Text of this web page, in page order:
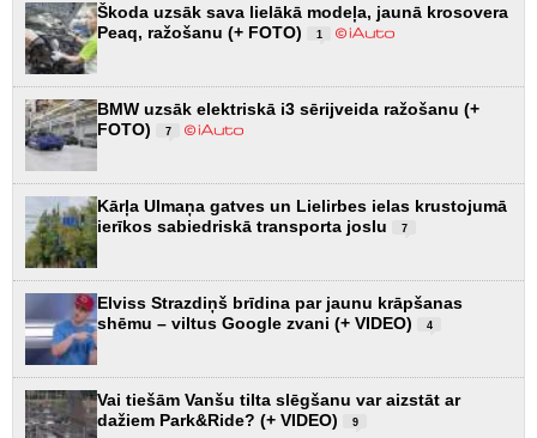
Škoda uzsāk sava lielākā modeļa, jaunā krosovera
Peaq, ražošanu (+ FOTO)
1
BMW uzsāk elektriskā i3 sērijveida ražošanu (+
FOTO)
7
Kārļa Ulmaņa gatves un Lielirbes ielas krustojumā
ierīkos sabiedriskā transporta joslu
7
Elviss Strazdiņš brīdina par jaunu krāpšanas
shēmu – viltus Google zvani (+ VIDEO)
4
Vai tiešām Vanšu tilta slēgšanu var aizstāt ar
dažiem Park&Ride? (+ VIDEO)
9